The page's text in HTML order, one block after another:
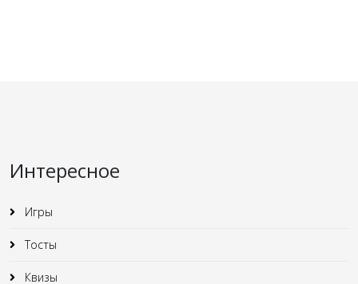
Интересное
Игры
Тосты
Квизы